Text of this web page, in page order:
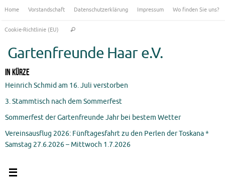
springen
Home Vorstandschaft Datenschutzerklärung Impressum Wo finden Sie uns?
Cookie-Richtlinie (EU) Suchen
Gartenfreunde Haar e.V.
In Kürze
Heinrich Schmid am 16. Juli verstorben
3. Stammtisch nach dem Sommerfest
Sommerfest der Gartenfreunde Jahr bei bestem Wetter
Vereinsausflug 2026: Fünftagesfahrt zu den Perlen der Toskana *
Samstag 27.6.2026 – Mittwoch 1.7.2026